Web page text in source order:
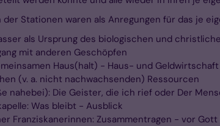
Stationen waren als Anregungen für das je
als Ursprung des biologischen und
mit anderen Geschöpfen
Haus(halt) - Haus- und Geldwirtschaft
(v. a. nicht nachwachsenden) Ressourcen
nahebei): Die Geister, die ich rief oder Der
Was bleibt - Ausblick
Franziskanerinnen: Zusammentragen - vor